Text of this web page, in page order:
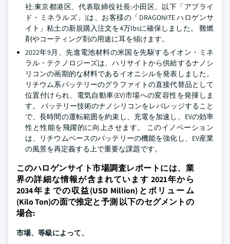
社:東京都港区、代表取締役社長:小田区、以下「アプライ
ド・ミネラルズ」)は、お客様の「DRAGONITE ハロゲンサ
イト」粘土の新規購入注文を4万lbsに確保しました。 難燃
剤やコーティング剤の用途に耳を傾けます。
2022年9月、先進電池材料の米国を先駆するイオン・ミネ
ラル・テクノロジーズは、ハリサイトから供給するナノシ
リコンの画期的な材料であるイオニシルを発表しました。
リチウム系バッテリーのグラファイトの直接代替品として
位置付けられ、電気自動車(EV)市場への変容性を発揮しま
す。 バッテリー技術のナノシリコンをレバレッジすること
で、長時間の運転範囲を約束し、充電を加速し、EVの効率
性と性能を飛躍的に向上させます。 このイノベーション
は、リチウムベースのバッテリーの機能を強化し、EV産業
の風景を再定義する上で重要な課題です。
このハロゲンサイト市場調査レポートには、業
界の詳細な情報が含まれています 2021年から
2034年までの収益(USD Million)とボリューム
(Kilo Ton)の面で推定と予測 以下のセグメントの
場合:
市場、等級によって、